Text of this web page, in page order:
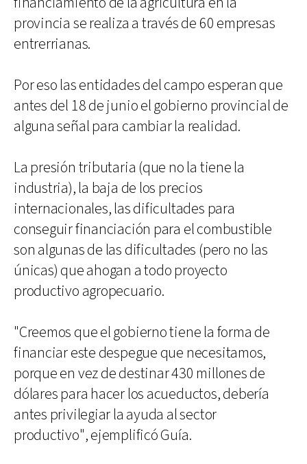
provincia se realiza a través de 60 empresas
entrerrianas.
Por eso las entidades del campo esperan que
antes del 18 de junio el gobierno provincial de
alguna señal para cambiar la realidad.
La presión tributaria (que no la tiene la
industria), la baja de los precios
internacionales, las dificultades para
conseguir financiación para el combustible
son algunas de las dificultades (pero no las
únicas) que ahogan a todo proyecto
productivo agropecuario.
"Creemos que el gobierno tiene la forma de
financiar este despegue que necesitamos,
porque en vez de destinar 430 millones de
dólares para hacer los acueductos, debería
antes privilegiar la ayuda al sector
productivo", ejemplificó Guía.